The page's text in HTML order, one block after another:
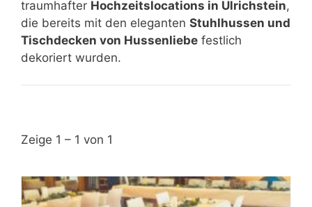
traumhafter Hochzeitslocations in Ulrichstein,
die bereits mit den eleganten Stuhlhussen und
Tischdecken von Hussenliebe festlich
dekoriert wurden.
Zeige 1 – 1 von 1